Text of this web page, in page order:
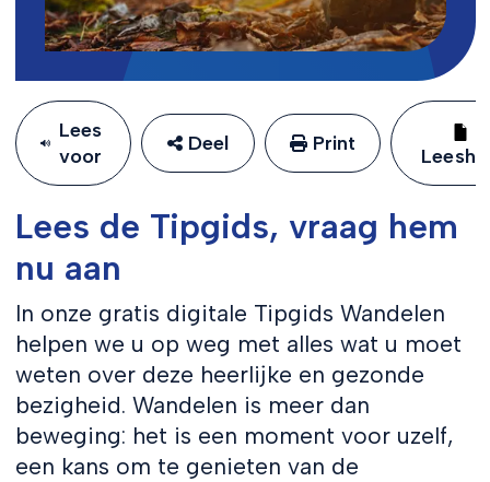
Lees
voor
Deel Print
Lees de Tipgids, vraag hem
nu aan
In onze gratis digitale Tipgids Wandelen
helpen we u op weg met alles wat u moet
weten over deze heerlijke en gezonde
bezigheid. Wandelen is meer dan
beweging: het is een moment voor uzelf,
een kans om te genieten van de